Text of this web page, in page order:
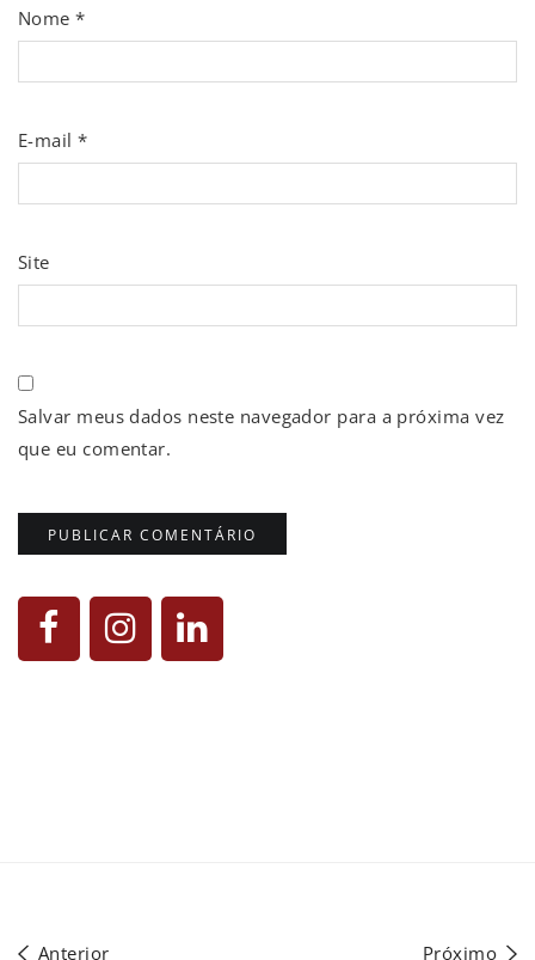
Nome*
E-mail*
Site
Salvar meus dados neste navegador para a próxima vez
que eu comentar.
Anterior Próximo